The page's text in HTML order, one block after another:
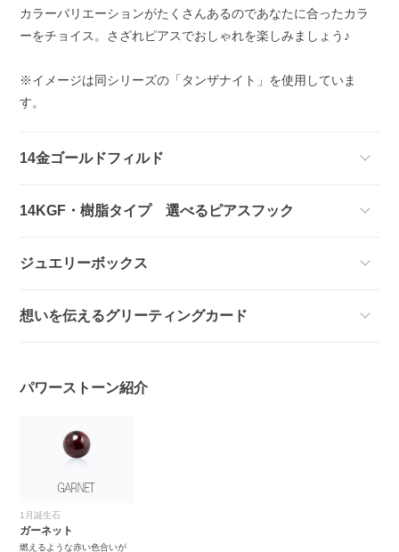
カラーバリエーションがたくさんあるのであなたに合ったカラ
ーをチョイス。さざれピアスでおしゃれを楽しみましょう♪
※イメージは同シリーズの「タンザナイト」を使用していま
す。
14金ゴールドフィルド
14KGF・樹脂タイプ 選べるピアスフック
ジュエリーボックス
想いを伝えるグリーティングカード
パワーストーン紹介
1月誕生石
ガーネット
燃えるような赤い色合いが